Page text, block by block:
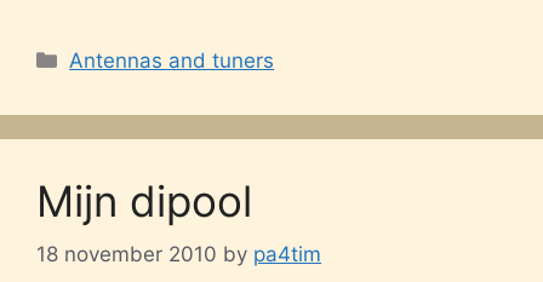
Categories
Antennas and tuners
Mijn dipool
18 november 2010 by pa4tim